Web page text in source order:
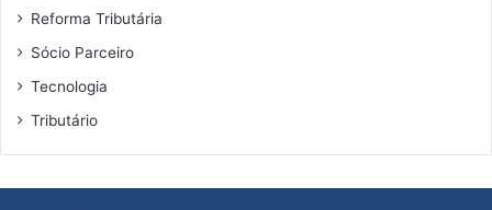
Reforma Tributária
Sócio Parceiro
Tecnologia
Tributário